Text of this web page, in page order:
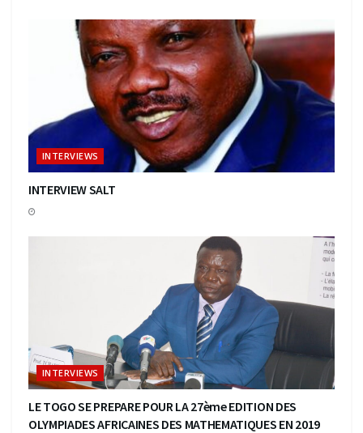
INTERVIEWS
INTERVIEW SALT
INTERVIEWS
LE TOGO SE PREPARE POUR LA 27ème EDITION DES
OLYMPIADES AFRICAINES DES MATHEMATIQUES EN 2019